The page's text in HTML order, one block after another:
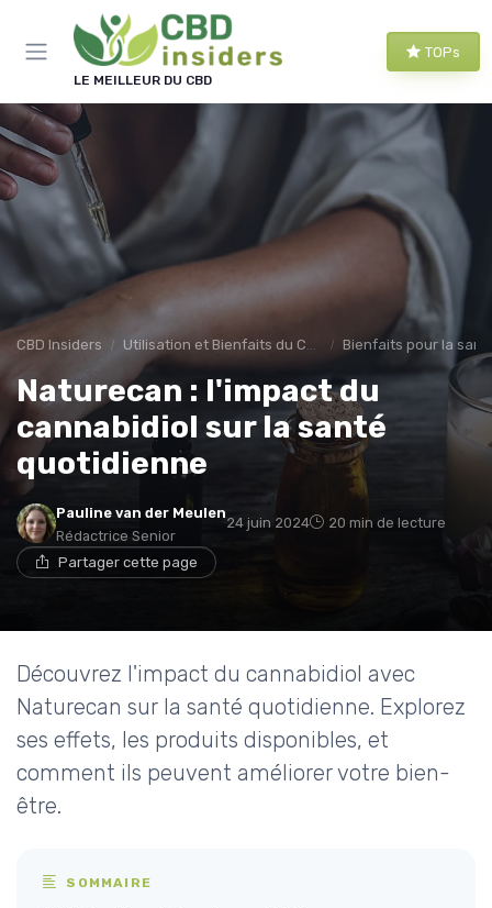
LE MEILLEUR DU CBD
TOPs
CBD Insiders Utilisation et Bienfaits du CBD Bienfaits pour la
Naturecan : l'impact du
cannabidiol sur la santé
quotidienne
Pauline van der Meulen
Rédactrice Senior
24 juin 2024 20 min de lecture
Partager cette page
Découvrez l'impact du cannabidiol avec
Naturecan sur la santé quotidienne. Explorez
ses effets, les produits disponibles, et
comment ils peuvent améliorer votre bien-
être.
SOMMAIRE
Panneau de gestion des cookies